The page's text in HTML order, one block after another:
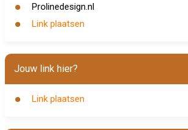
Prolinedesign.nl
Link plaatsen
Jouw link hier?
Link plaatsen